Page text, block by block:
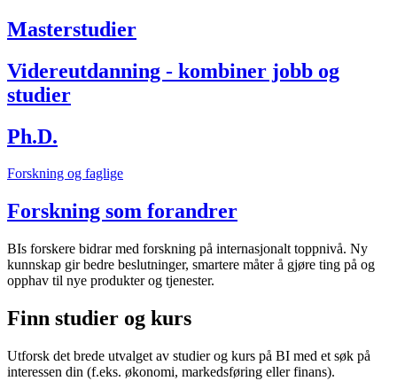
Masterstudier
Videreutdanning - kombiner jobb og
studier
Ph.D.
Forskning og faglige
Forskning som forandrer
BIs forskere bidrar med forskning på internasjonalt toppnivå. Ny
kunnskap gir bedre beslutninger, smartere måter å gjøre ting på og
opphav til nye produkter og tjenester.
Finn studier og kurs
Utforsk det brede utvalget av studier og kurs på BI med et søk på
interessen din (f.eks. økonomi, markedsføring eller finans).